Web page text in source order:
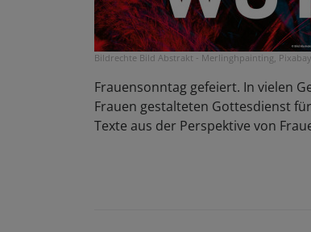
Bildrechte Bild Abstrakt - Merlinghpainting,
Frauensonntag gefeiert. In vielen
Frauen gestalteten Gottesdienst
Texte aus der Perspektive von